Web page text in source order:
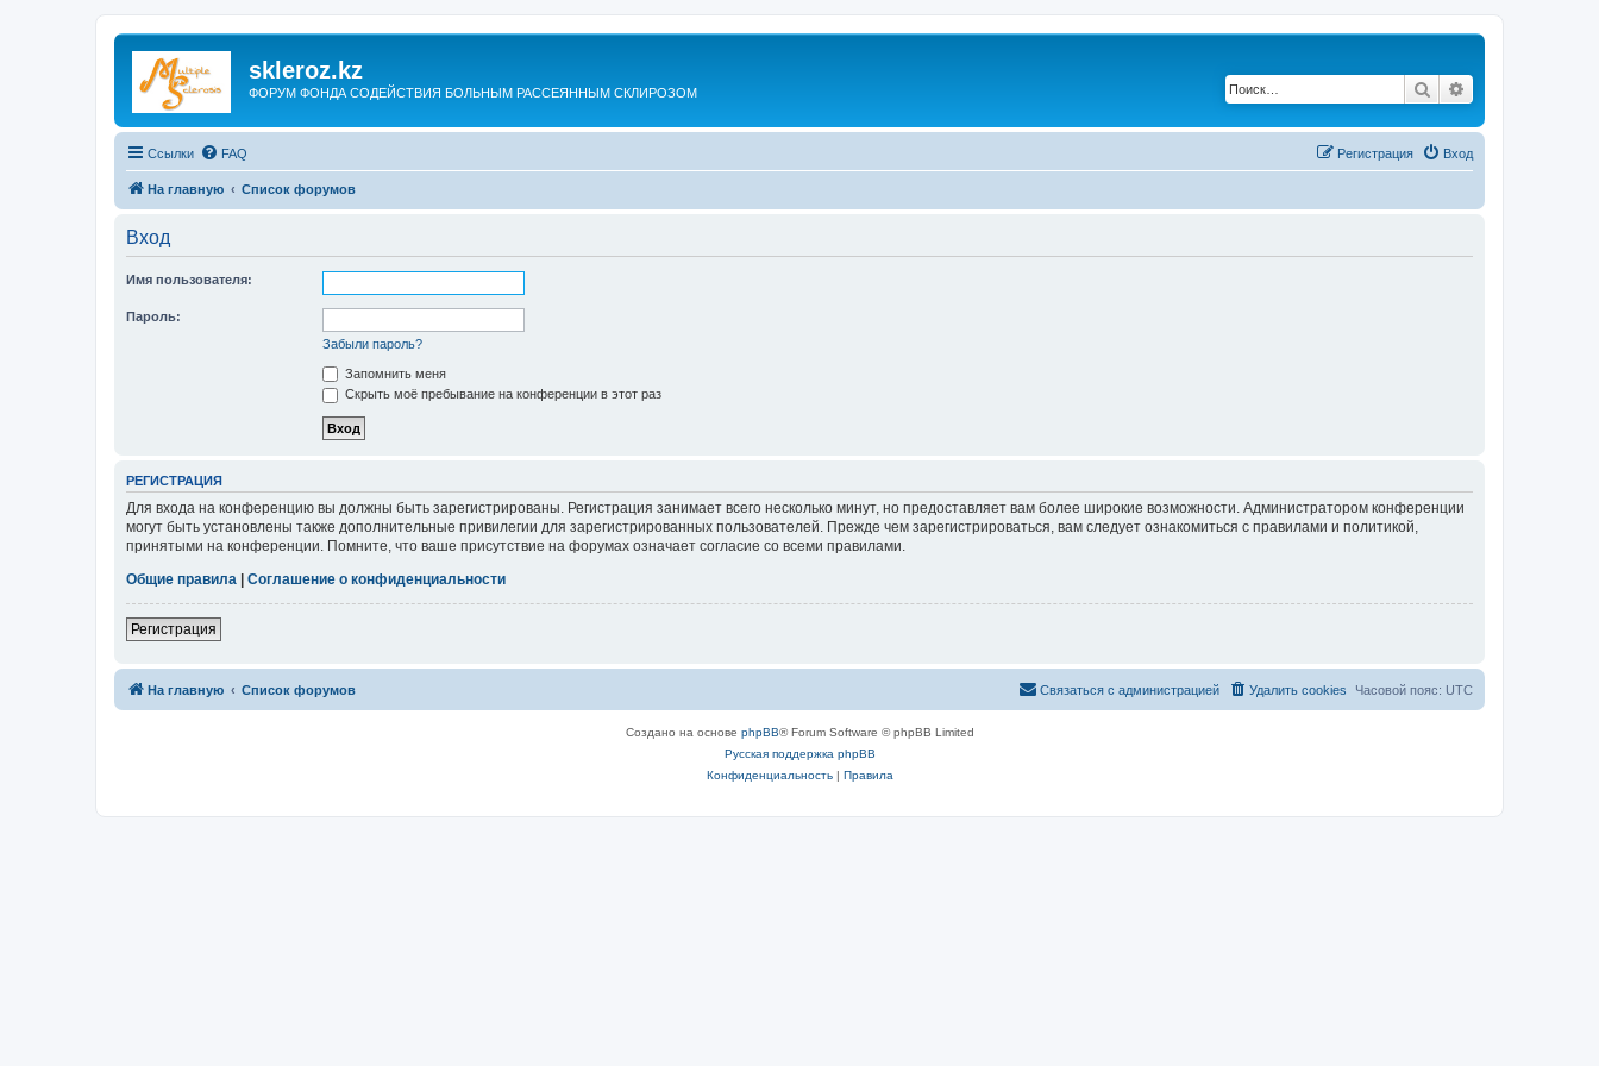
skleroz.kz
ФОРУМ ФОНДА СОДЕЙСТВИЯ БОЛЬНЫМ РАССЕЯННЫМ СКЛИРОЗОМ Поиск
Ссылки FAQ Вход
Регистрация
На главную Список форумов
Вход
Имя пользователя:
Пароль:
Забыли пароль?
Запомнить меня
Скрыть моё пребывание на конференции в этот раз
РЕГИСТРАЦИЯ
Для входа на конференцию вы должны быть зарегистрированы. Регистрация занимает всего несколько минут, но предоставляет вам более широкие возможности. Администратором конференции
могут быть установлены также дополнительные привилегии для зарегистрированных пользователей. Прежде чем зарегистрироваться, вам следует ознакомиться с правилами и политикой,
принятыми на конференции. Помните, что ваше присутствие на форумах означает согласие со всеми правилами.
Общие правила
Соглашение о конфиденциальности
Регистрация
На главную Список форумов Часовой пояс: UTC
Удалить cookies
Связаться с администрацией
Создано на основе phpBB® Forum Software © phpBB Limited
Русская поддержка phpBB
Конфиденциальность| Правила